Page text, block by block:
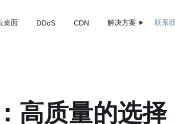
桌面 DDoS CDN 解决方案 联系
高质量的选择